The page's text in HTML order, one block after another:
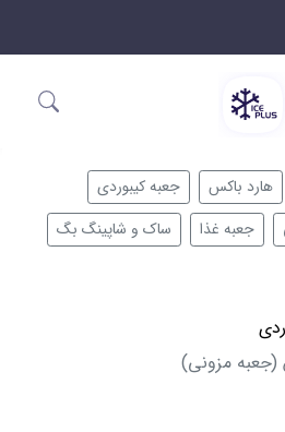
هارد باکس
جعبه کیبوردی
جعبه غذا
ساک و شاپینگ بگ
(جعبه مزونی)